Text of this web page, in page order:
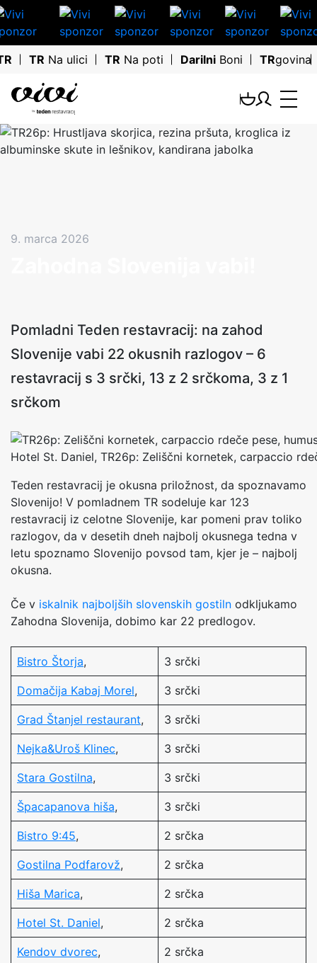
TR Na ulici TR Na poti Darilni Boni TRgovina
9. marca 2026
Pomladni Teden restavracij: na zahod
Slovenije vabi 22 okusnih razlogov – 6
restavracij s 3 srčki, 13 z 2 srčkoma, 3 z 1
srčkom
Hotel St. Daniel, TR26p: Zeliščni kornetek, carpaccio
Teden restavracij je okusna priložnost, da spoznavamo
Slovenijo! V pomladnem TR sodeluje kar 123
restavracij iz celotne Slovenije, kar pomeni prav toliko
razlogov, da v desetih dneh najbolj okusnega tedna v
letu spoznamo Slovenijo povsod tam, kjer je – najbolj
okusna.
Če v iskalnik najboljših slovenskih gostiln odkljukamo
Zahodna Slovenija, dobimo kar 22 predlogov.
Bistro Štorja, 3 srčki
Domačija Kabaj Morel, 3 srčki
Grad Štanjel restaurant, 3 srčki
Nejka&Uroš Klinec, 3 srčki
Stara Gostilna, 3 srčki
Špacapanova hiša, 3 srčki
Bistro 9:45, 2 srčka
Gostilna Podfarovž, 2 srčka
Hiša Marica, 2 srčka
Hotel St. Daniel, 2 srčka
Kendov dvorec, 2 srčka